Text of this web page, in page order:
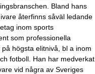
Bland hans
återfinns såväl ledande
inom sports
som professionella
högsta elitnivå, bl a inom
fotboll. Han har medverkat
vid några av Sveriges